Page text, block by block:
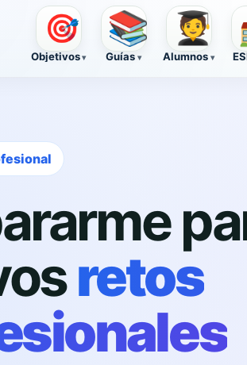
🎯
Objetivos
📚
Guías
🧑‍🎓
Alumnos
retos